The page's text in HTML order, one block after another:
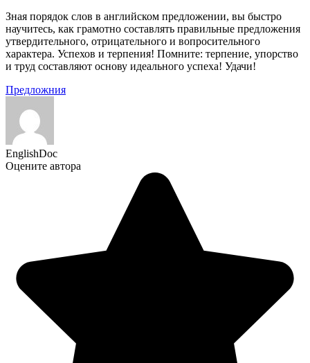
Зная порядок слов в английском предложении, вы быстро
научитесь, как грамотно составлять правильные предложения
утвердительного, отрицательного и вопросительного
характера. Успехов и терпения! Помните: терпение, упорство
и труд составляют основу идеального успеха! Удачи!
Предложния
EnglishDoc
Оцените автора